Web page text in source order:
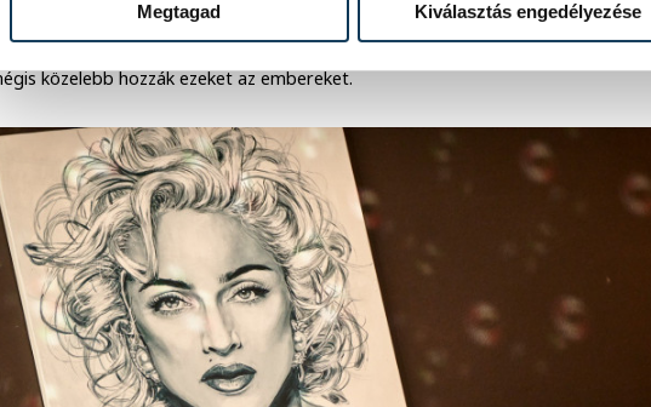
Megtagad Kiválasztás engedélyezése
keresi a képeiben, a hétköznapi embert, aki a portré
nem tud szolgálni, de az aprólékosan ábrázolt mimikák az
közelebb hozzák ezeket az embereket.